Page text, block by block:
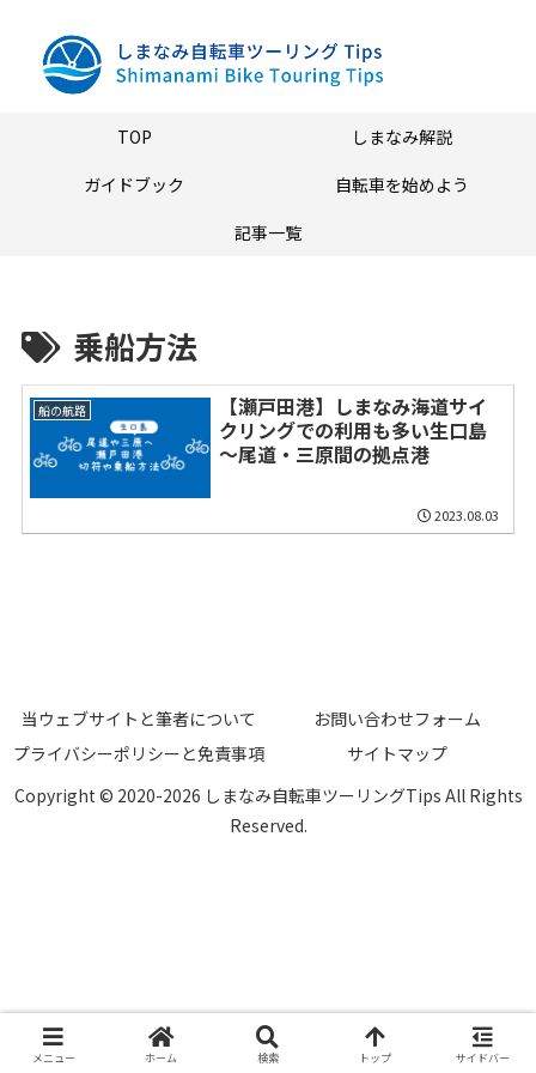
TOP
しまなみ解説
ガイドブック
自転車を始めよう
記事一覧
乗船方法
船の航路
【瀬戸田港】しまなみ海道サイ
クリングでの利用も多い生口島
～尾道・三原間の拠点港
2023.08.03
当ウェブサイトと筆者について
お問い合わせフォーム
プライバシーポリシーと免責事項
サイトマップ
Copyright © 2020-2026 しまなみ自転車ツーリングTips All Rights
Reserved.
メニュー ホーム 検索 トップ サイドバー